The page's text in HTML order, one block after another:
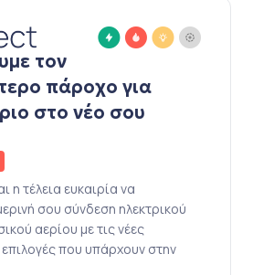
τον
πάροχο για
στο νέο σου
η τέλεια ευκαιρία να
σου σύνδεση ηλεκτρικού
αερίου με τις νέες
που υπάρχουν στην